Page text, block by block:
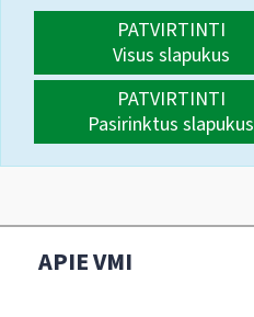
PATVIRTINTI
Visus slapukus
PATVIRTINTI
Pasirinktus slapukus
APIE VMI